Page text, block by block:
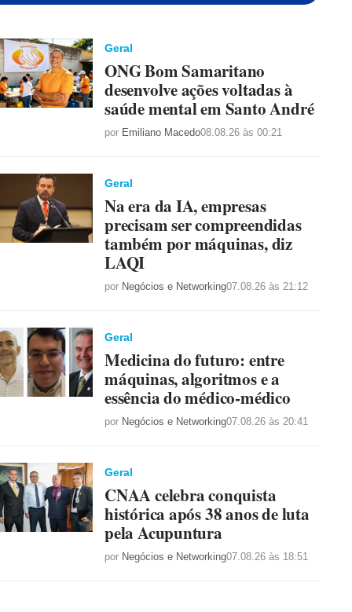
Geral
ONG Bom Samaritano
desenvolve ações voltadas à
saúde mental em Santo André
por Emiliano Macedo08.08.26 às 00:21
Geral
Na era da IA, empresas
precisam ser compreendidas
também por máquinas, diz
LAQI
por Negócios e Networking07.08.26 às 21:12
Geral
Medicina do futuro: entre
máquinas, algoritmos e a
essência do médico-médico
por Negócios e Networking07.08.26 às 20:41
Geral
CNAA celebra conquista
histórica após 38 anos de luta
pela Acupuntura
por Negócios e Networking07.08.26 às 18:51